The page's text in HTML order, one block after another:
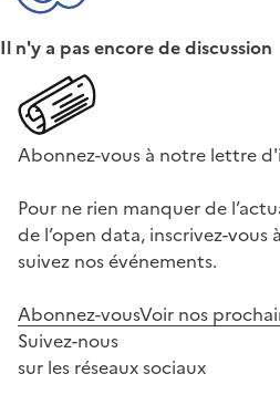
Il n'y a pas encore de discussion
Abonnez-vous à notre lettre
Pour ne rien manquer de
de l’open data, inscrivez-
suivez nos événements.
Abonnez-vousVoir nos
Suivez-nous
sur les réseaux sociaux